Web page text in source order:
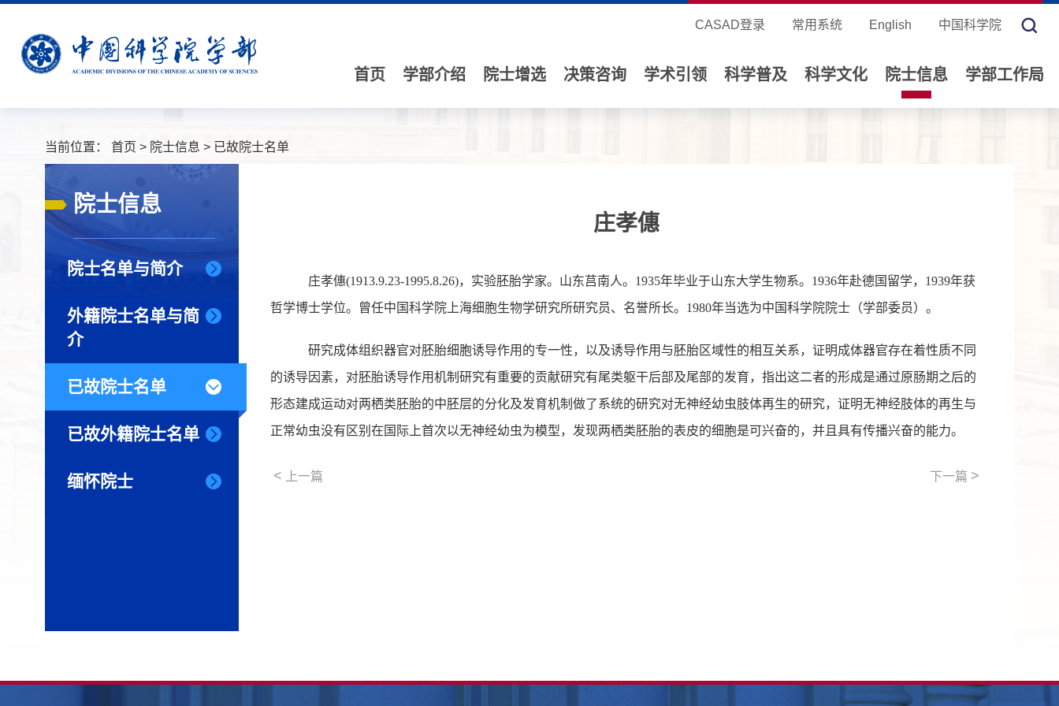
CASAD登录 常用系统 English 中国科学院
首页 学部介绍 院士增选 决策咨询 学术引领 科学普及 科学文化 院士信息 学部工作局
当前位置： 首页 > 院士信息 > 已故院士名单
院士信息
院士名单与简介
外籍院士名单与简
介
已故院士名单
已故外籍院士名单
缅怀院士
庄孝僡
庄孝僡(1913.9.23-1995.8.26)，实验胚胎学家。山东莒南人。1935年毕业于山东大学生物系。1936年赴德国留学，1939年获
哲学博士学位。曾任中国科学院上海细胞生物学研究所研究员、名誉所长。1980年当选为中国科学院院士（学部委员）。
研究成体组织器官对胚胎细胞诱导作用的专一性，以及诱导作用与胚胎区域性的相互关系，证明成体器官存在着性质不同
的诱导因素，对胚胎诱导作用机制研究有重要的贡献研究有尾类躯干后部及尾部的发育，指出这二者的形成是通过原肠期之后的
形态建成运动对两栖类胚胎的中胚层的分化及发育机制做了系统的研究对无神经幼虫肢体再生的研究，证明无神经肢体的再生与
正常幼虫没有区别在国际上首次以无神经幼虫为模型，发现两栖类胚胎的表皮的细胞是可兴奋的，并且具有传播兴奋的能力。
< 上一篇 下一篇 >